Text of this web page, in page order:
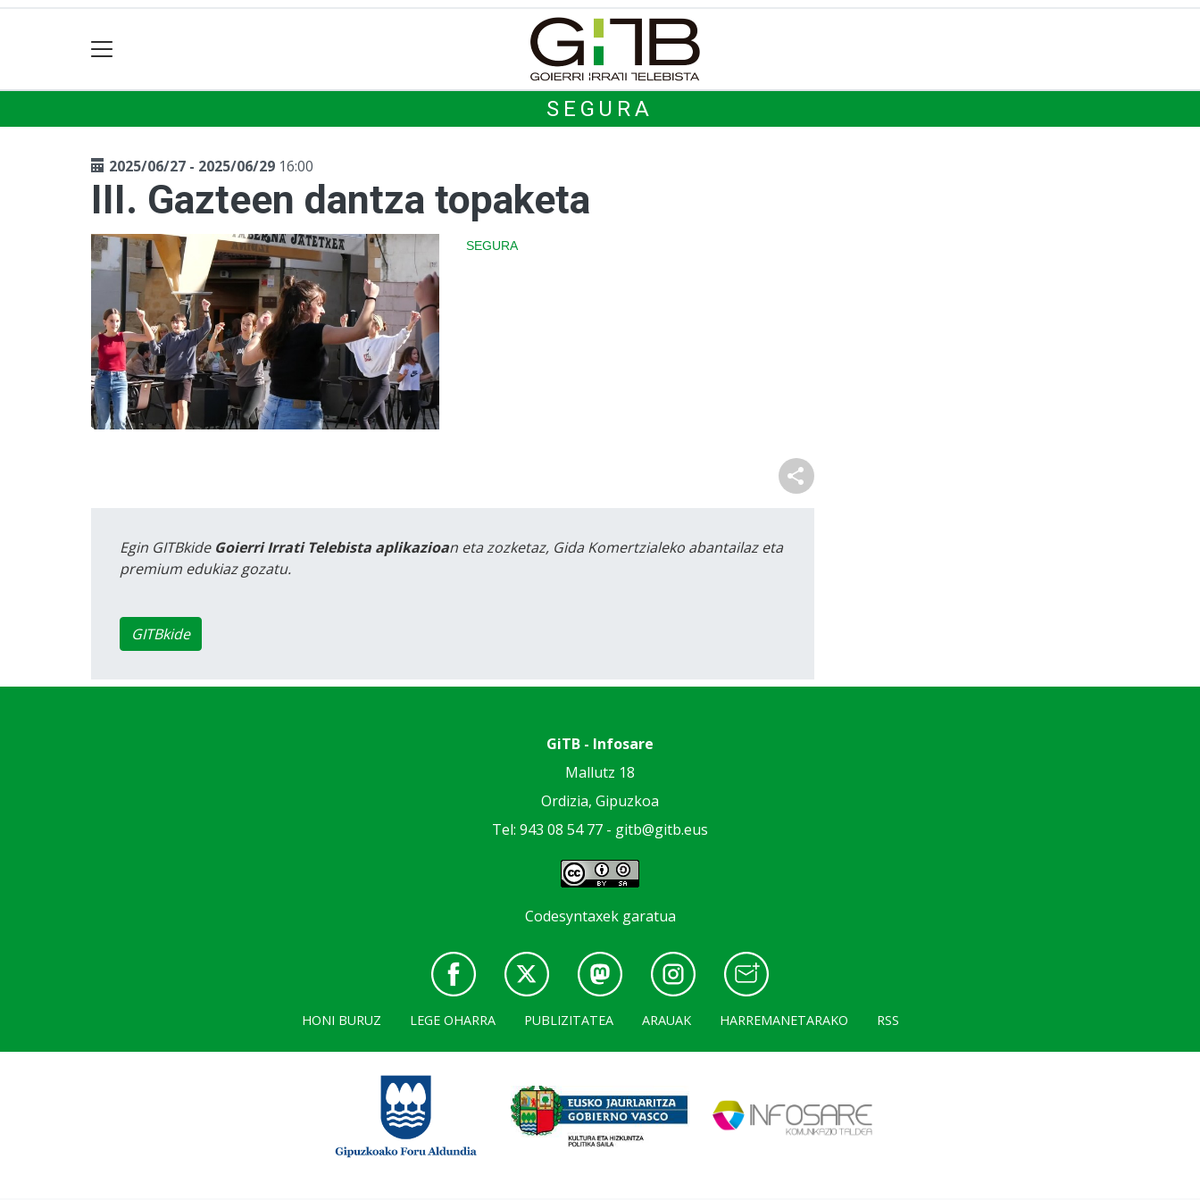
SEGURA
2025/06/27 - 2025/06/29 16:00
III. Gazteen dantza topaketa
SEGURA
Egin GITBkide Goierri Irrati Telebista aplikazioan eta zozketaz, Gida Komertzialeko abantailaz eta
premium edukiaz gozatu.
GITBkide
GiTB - Infosare
Mallutz 18
Ordizia, Gipuzkoa
Tel: 943 08 54 77 - gitb@gitb.eus
Codesyntaxek garatua
HONI BURUZ LEGE OHARRA PUBLIZITATEA ARAUAK HARREMANETARAKO RSS